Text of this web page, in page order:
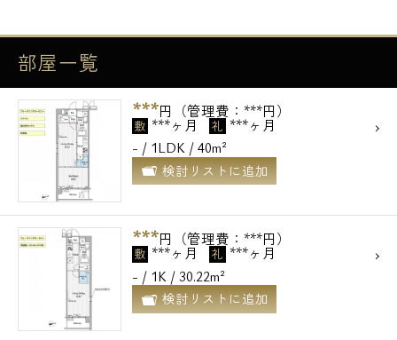
部屋一覧
***円（管理費：***円）
敷 ***ヶ月 礼 ***ヶ月
- / 1LDK / 40m²
検討リストに追加
***円（管理費：***円）
敷 ***ヶ月 礼 ***ヶ月
- / 1K / 30.22m²
検討リストに追加